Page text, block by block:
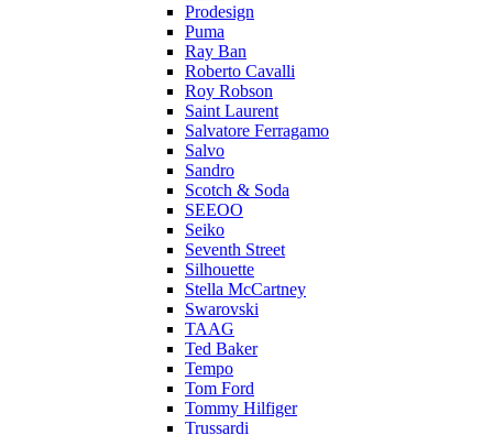
Prodesign
Puma
Ray Ban
Roberto Cavalli
Roy Robson
Saint Laurent
Salvatore Ferragamo
Salvo
Sandro
Scotch & Soda
SEEOO
Seiko
Seventh Street
Silhouette
Stella McCartney
Swarovski
TAAG
Ted Baker
Tempo
Tom Ford
Tommy Hilfiger
Trussardi